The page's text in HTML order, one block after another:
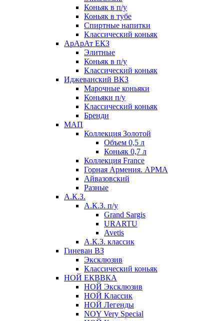
Коньяк в п/у
Коньяк в тубе
Спиртные напитки
Классический коньяк
АрАрАт ЕКЗ
Элитные
Коньяк в п/у
Классический коньяк
Иджеванский ВКЗ
Марочные коньяки
Коньяки п/у
Классический коньяк
Бренди
МАП
Коллекция Золотой
Объем 0,5 л
Коньяк 0,7 л
Коллекция France
Горная Армения. АРМА
Айвазовский
Разные
А.К.З.
А.К.З. п/у
Grand Sargis
URARTU
Avetis
А.К.З. классик
Гиневан ВЗ
Эксклюзив
Классический коньяк
НОЙ ЕКВВКА
НОЙ Эксклюзив
НОЙ Классик
НОЙ Легенды
NOY Very Speсial